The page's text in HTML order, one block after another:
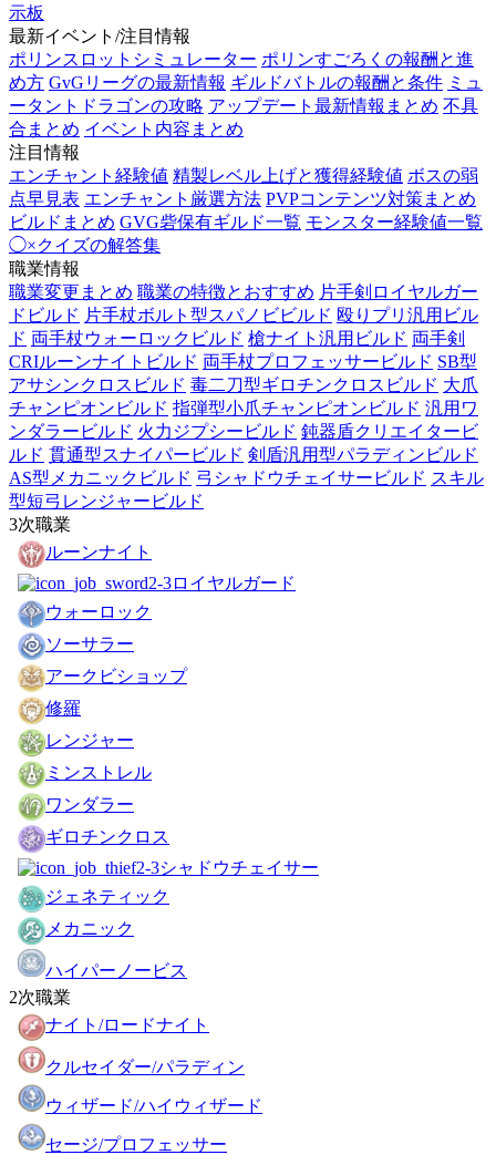
示板
最新イベント/注目情報
ポリンスロットシミュレーター ポリンすごろくの報酬と進
め方 GvGリーグの最新情報 ギルドバトルの報酬と条件 ミュ
ータントドラゴンの攻略 アップデート最新情報まとめ 不具
合まとめ イベント内容まとめ
注目情報
エンチャント経験値 精製レベル上げと獲得経験値 ボスの弱
点早見表 エンチャント厳選方法 PVPコンテンツ対策まとめ
ビルドまとめ GVG砦保有ギルド一覧 モンスター経験値一覧
◯×クイズの解答集
職業情報
職業変更まとめ 職業の特徴とおすすめ 片手剣ロイヤルガー
ドビルド 片手杖ボルト型スパノビビルド 殴りプリ汎用ビル
ド 両手杖ウォーロックビルド 槍ナイト汎用ビルド 両手剣
CRIルーンナイトビルド 両手杖プロフェッサービルド SB型
アサシンクロスビルド 毒二刀型ギロチンクロスビルド 大爪
チャンピオンビルド 指弾型小爪チャンピオンビルド 汎用ワ
ンダラービルド 火力ジプシービルド 鈍器盾クリエイタービ
ルド 貫通型スナイパービルド 剣盾汎用型パラディンビルド
AS型メカニックビルド 弓シャドウチェイサービルド スキル
型短弓レンジャービルド
3次職業
ルーンナイト
ロイヤルガード
ウォーロック
ソーサラー
アークビショップ
修羅
レンジャー
ミンストレル
ワンダラー
ギロチンクロス
シャドウチェイサー
ジェネティック
メカニック
ハイパーノービス
2次職業
ナイト/ロードナイト
クルセイダー/パラディン
ウィザード/ハイウィザード
セージ/プロフェッサー